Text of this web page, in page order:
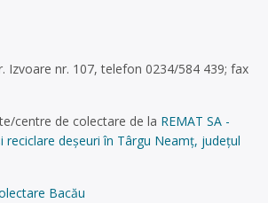
Izvoare nr. 107, telefon 0234/584 439; fax
centre de colectare de la REMAT SA -
reciclare deșeuri în Târgu Neamț, județul
Bacău